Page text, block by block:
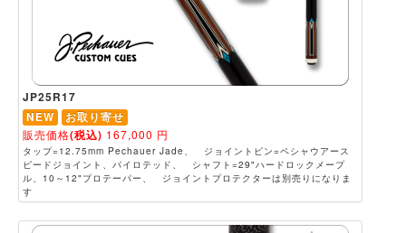
JP25R17
NEW
お取り寄せ
販売価格(税込) 167,000 円
タップ=12.75mm Pechauer Jade、 ジョイントピン=ペシャウアース
ピードジョイント、パイロテッド、 シャフト=29"ハードロックメープ
ル、10～12"プロテーパー、 ジョイントプロテクターは別売りになりま
す